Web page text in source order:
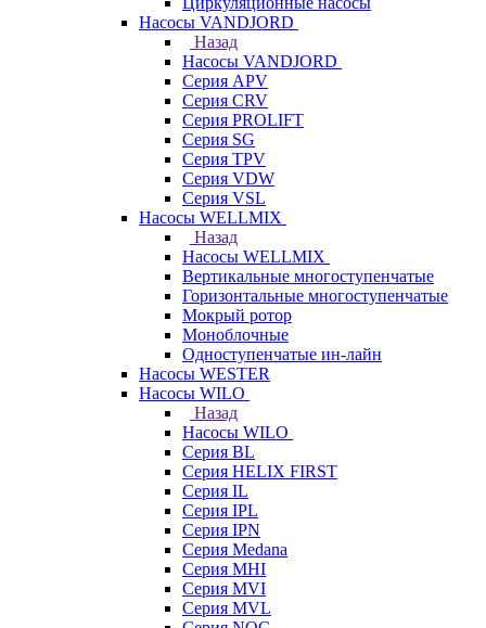
Насосы VANDJORD
Назад
Насосы VANDJORD
Серия APV
Серия CRV
Серия PROLIFT
Серия SG
Серия TPV
Серия VDW
Серия VSL
Насосы WELLMIX
Назад
Насосы WELLMIX
Вертикальные многоступенчатые
Горизонтальные многоступенчатые
Мокрый ротор
Моноблочные
Одноступенчатые ин-лайн
Насосы WESTER
Насосы WILO
Назад
Насосы WILO
Серия BL
Серия HELIX FIRST
Серия IL
Серия IPL
Серия IPN
Серия Medana
Серия MHI
Серия MVI
Серия MVL